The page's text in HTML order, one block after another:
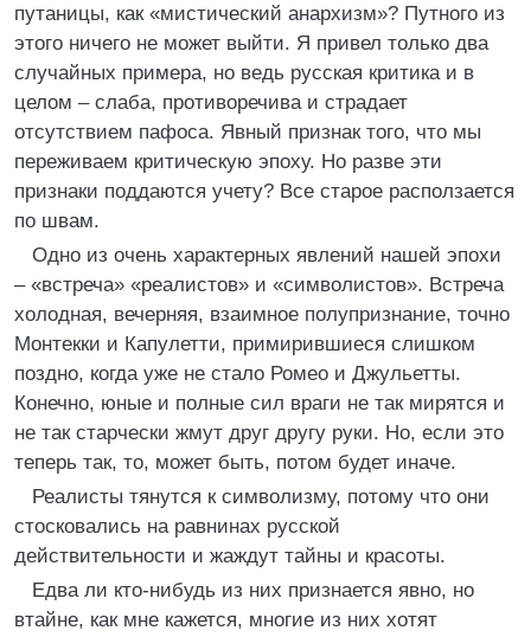
путаницы, как «мистический анархизм»? Путного из
этого ничего не может выйти. Я привел только два
случайных примера, но ведь русская критика и в
целом – слаба, противоречива и страдает
отсутствием пафоса. Явный признак того, что мы
переживаем критическую эпоху. Но разве эти
признаки поддаются учету? Все старое расползается
по швам.
Одно из очень характерных явлений нашей эпохи
– «встреча» «реалистов» и «символистов». Встреча
холодная, вечерняя, взаимное полупризнание, точно
Монтекки и Капулетти, примирившиеся слишком
поздно, когда уже не стало Ромео и Джульетты.
Конечно, юные и полные сил враги не так мирятся и
не так старчески жмут друг другу руки. Но, если это
теперь так, то, может быть, потом будет иначе.
Реалисты тянутся к символизму, потому что они
стосковались на равнинах русской
действительности и жаждут тайны и красоты.
Едва ли кто-нибудь из них признается явно, но
втайне, как мне кажется, многие из них хотят